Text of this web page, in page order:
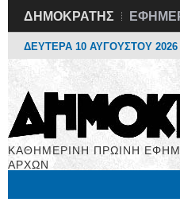
ΔΗΜΟΚΡΑΤΗΣ
ΔΕΥΤΕΡΑ 10 ΑΥΓΟΥΣΤΟΥ 2026
ΚΑΘΗΜΕΡΙΝΗ ΠΡΩΙΝΗ
ΑΡΧΩΝ